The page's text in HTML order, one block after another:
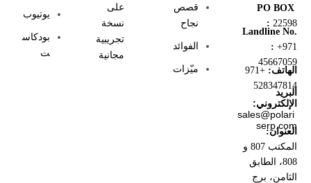
PO BOX
: 22598
Landline No.
: +971
45667059
الهاتف:
+971
528347814
البريد
الإلكتروني:
sales@polari
serp.com
العنوان:
المكتب 807 و
808، الطابق
الثامن، برج
قصص
نجاح
الفوائد
ميّزات
على
نسخة
تجريبية
مجانية
يوتيوب
بودكاس
ت